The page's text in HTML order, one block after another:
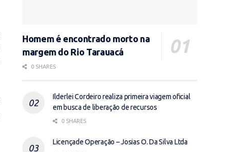
Homem é encontrado morto na
margem do Rio Tarauacá
0 SHARES
Ilderlei Cordeiro realiza primeira viagem oficial
em busca de liberação de recursos
0 SHARES
Licençade Operação – Josias O. Da Silva Ltda